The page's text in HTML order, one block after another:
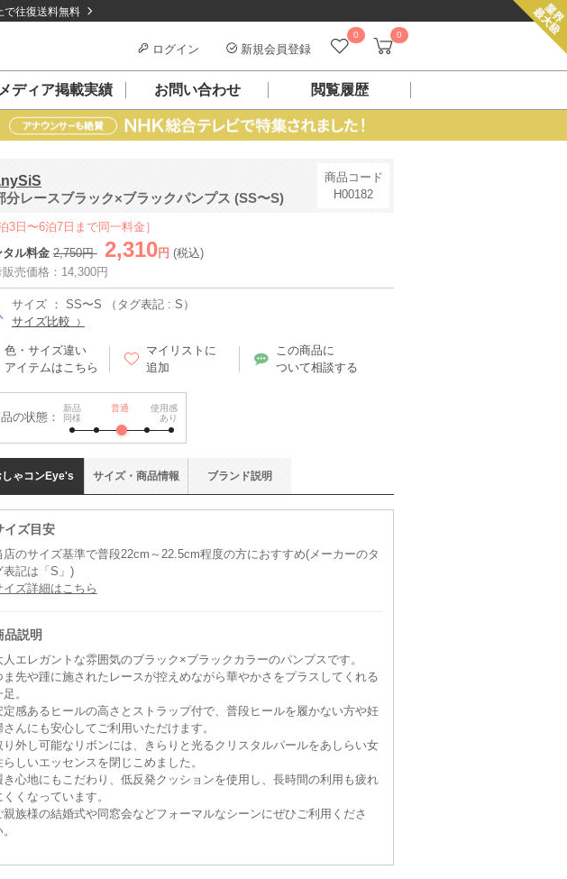
で往復送料無料
0 0
ログイン 新規会員登録
メディア掲載実績 お問い合わせ 閲覧履歴
分レースブラック×ブラックパンプス (SS〜S)
商品コード
H00182
泊3日〜6泊7日まで同一料金］
タル料金 2,750円 2,310 円 (税込)
売価格：14,300円
サイズ ： SS〜S （タグ表記 : S）
サイズ比較
色・サイズ違い
アイテムはこちら
マイリストに
追加
この商品に
ついて相談する
の状態：
新品
同様
普通
使用感
あり
しゃコンEye's
イズ目安
店のサイズ基準で普段22cm～22.5cm程度の方におすすめ(メーカーのタ
表記は「S」)
イズ詳細はこちら
品説明
人エレガントな雰囲気のブラック×ブラックカラーのパンプスです。
ま先や踵に施されたレースが控えめながら華やかさをプラスしてくれる
。
定感あるヒールの高さとストラップ付で、普段ヒールを履かない方や妊
さんにも安心してご利用いただけます。
り外し可能なリボンには、きらりと光るクリスタルパールをあしらい女
らしいエッセンスを閉じこめました。
き心地にもこだわり、低反発クッションを使用し、長時間の利用も疲れ
くくなっています。
親族様の結婚式や同窓会などフォーマルなシーンにぜひご利用くださ
サイズ・ 商品情報 ブランド説明